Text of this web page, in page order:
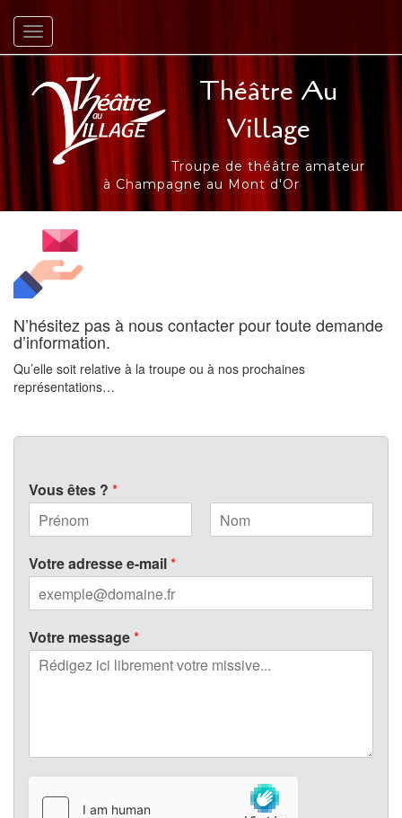
Afficher/masquer la navigation
Théâtre Au
Village
Troupe de théâtre amateur
à Champagne au Mont d'Or
N’hésitez pas à nous contacter pour toute demande
d’information.
Qu’elle soit relative à la troupe ou à nos prochaines
représentations…
Vous êtes ? *
P
r
é
m
N
Votre adresse e-mail*
Votre message*